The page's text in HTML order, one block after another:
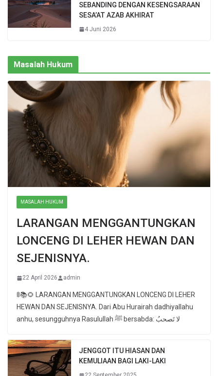
SEBANDING DENGAN KESENGSARAAN
SESA’AT AZAB AKHIRAT
4 Juni 2026
Masalah Hukum
MASALAH HUKUM
LARANGAN MENGGANTUNGKAN
LONCENG DI LEHER HEWAN DAN
SEJENISNYA.
22 April 2026 admin
🚦📚🌻 LARANGAN MENGGANTUNGKAN LONCENG DI LEHER
HEWAN DAN SEJENISNYA. Dari Abu Hurairah dadhiyallahu
anhu, sesungguhnya Rasulullah ﷺ bersabda: لا تَصحبُ
JENGGOT ITU HIASAN DAN
KEMULIAAN BAGI LAKI-LAKI